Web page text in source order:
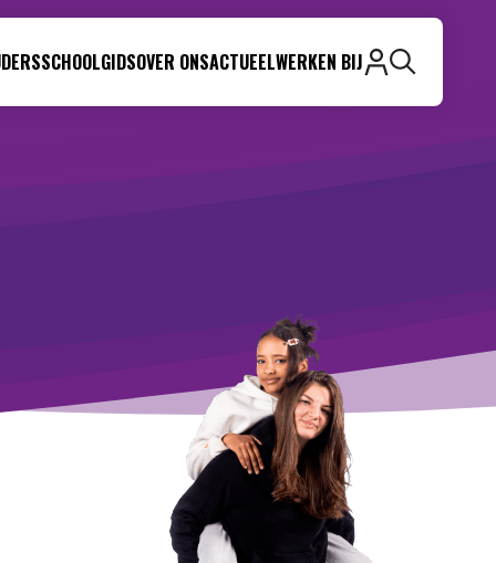
SCHOOLGIDSOVER ONSACTUEELWERKEN BIJ
Zoeken